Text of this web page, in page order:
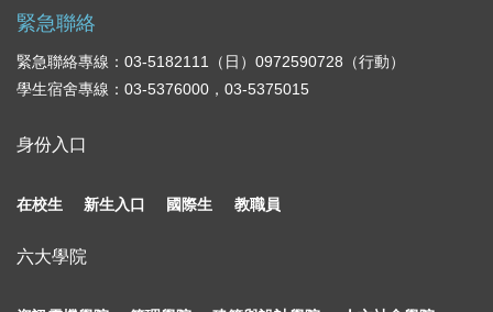
緊急聯絡
緊急聯絡專線：03-5182111（日）0972590728（行動）
學生宿舍專線：03-5376000，03-5375015
身份入口
在校生 新生入口 國際生 教職員
六大學院